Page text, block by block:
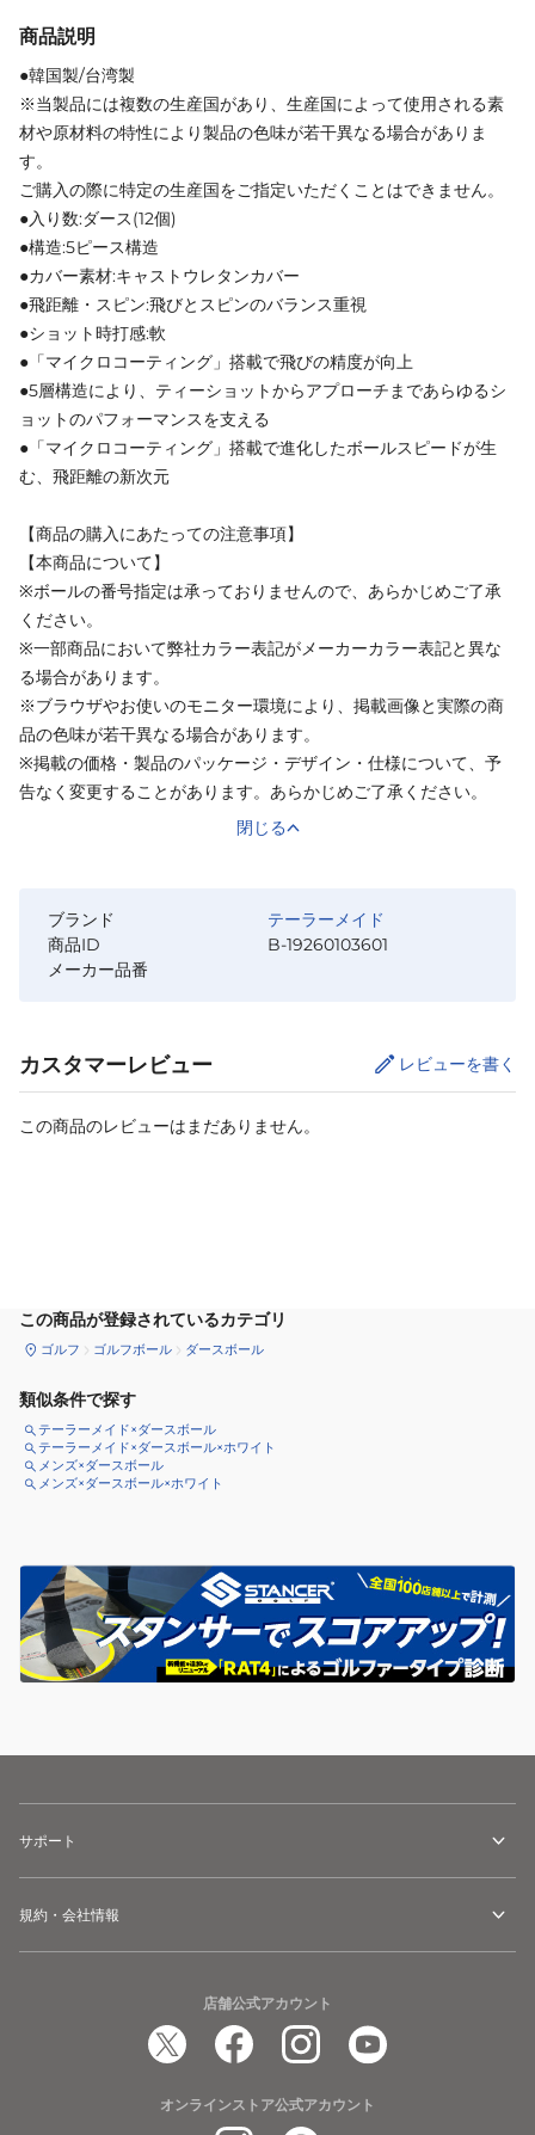
商品説明
●韓国製/台湾製
※当製品には複数の生産国があり、生産国によって使用される素
材や原材料の特性により製品の色味が若干異なる場合がありま
す。
ご購入の際に特定の生産国をご指定いただくことはできません。
●入り数:ダース(12個)
●構造:5ピース構造
●カバー素材:キャストウレタンカバー
●飛距離・スピン:飛びとスピンのバランス重視
●ショット時打感:軟
●「マイクロコーティング」搭載で飛びの精度が向上
●5層構造により、ティーショットからアプローチまであらゆるシ
ョットのパフォーマンスを支える
●「マイクロコーティング」搭載で進化したボールスピードが生
む、飛距離の新次元
【商品の購入にあたっての注意事項】
【本商品について】
※ボールの番号指定は承っておりませんので、あらかじめご了承
ください。
※一部商品において弊社カラー表記がメーカーカラー表記と異な
る場合があります。
※ブラウザやお使いのモニター環境により、掲載画像と実際の商
品の色味が若干異なる場合があります。
※掲載の価格・製品のパッケージ・デザイン・仕様について、予
告なく変更することがあります。あらかじめご了承ください。
閉じる
ブランド
テーラーメイド
商品ID
B-19260103601
メーカー品番
カスタマーレビュー レビューを書く
この商品のレビューはまだありません。
この商品が登録されているカテゴリ
ゴルフ ゴルフボール ダースボール
類似条件で探す
テーラーメイド×ダースボール
テーラーメイド×ダースボール×ホワイト
メンズ×ダースボール
メンズ×ダースボール×ホワイト
サポート
規約・会社情報
店舗公式アカウント
オンラインストア公式アカウント